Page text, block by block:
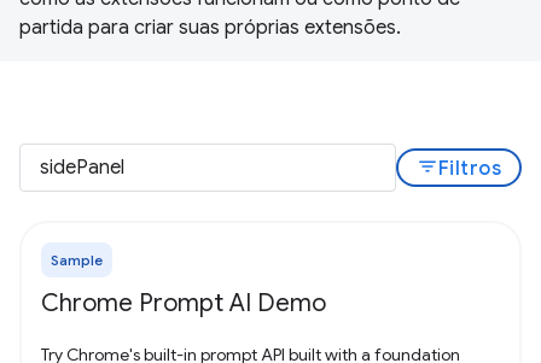
partida para criar suas próprias extensões.
filter_listFiltros
Sample
Chrome Prompt AI Demo
Try Chrome's built-in prompt API built with a foundation